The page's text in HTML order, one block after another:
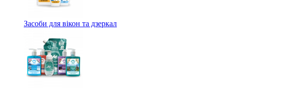
Засоби для вікон та дзеркал